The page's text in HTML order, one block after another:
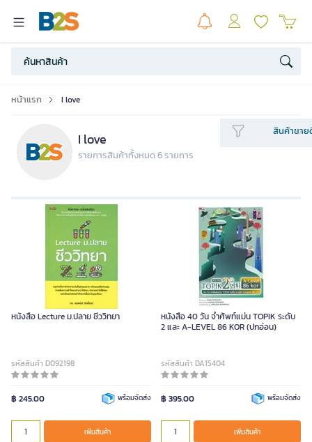
หน้าแรก I love
I love
รายการสินค้าทั้งหมด 6 รายการ
สินค้าขาย
หนังสือ Lecture ม.ปลาย ชีววิทยา
รหัสสินค้า D092198
฿ 245.00 พร้อมจัดส่ง
เพิ่มสินค้า
หนังสือ 40 วัน จําศัพท์แม่น TOPIK ระดับ
2 และ A-LEVEL 86 KOR (ปกอ่อน)
รหัสสินค้า DA15404
฿ 395.00 พร้อมจัดส่ง
เพิ่มสินค้า